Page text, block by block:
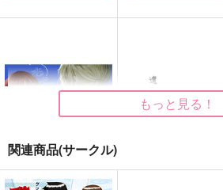
もっと見る！
関連商品(サークル)